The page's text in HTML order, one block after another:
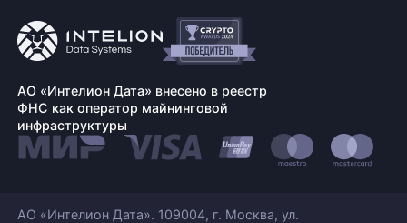
АО «Интелион Дата» внесено в реестр
ФНС как оператор майнинговой
инфраструктуры
АО «Интелион Дата». 109004, г. Москва, ул.